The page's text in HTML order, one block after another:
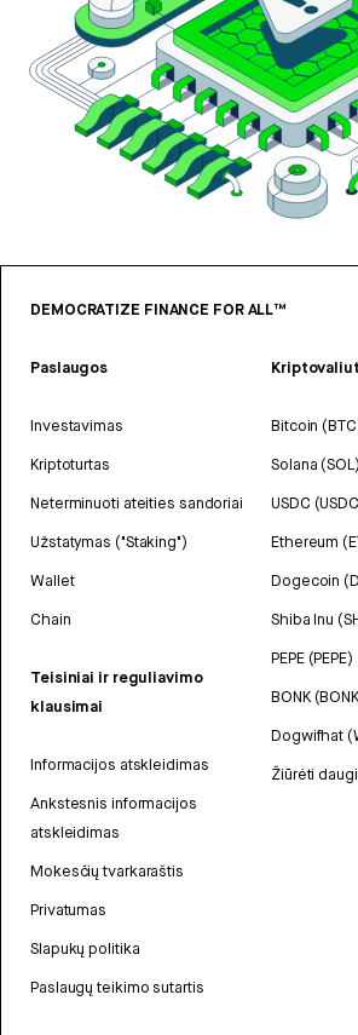
DEMOCRATIZE FINANCE FOR ALL™
Paslaugos
Investavimas
Kriptoturtas
Neterminuoti ateities sandoriai
Užstatymas ("Staking")
Wallet
Chain
Teisiniai ir reguliavimo
klausimai
Informacijos atskleidimas
Ankstesnis informacijos
atskleidimas
Mokesčių tvarkaraštis
Privatumas
Slapukų politika
Paslaugų teikimo sutartis
Bitcoin
Solana (SOL)
USDC
Ethereum
Dogecoin
Shiba Inu
PEPE (PEPE)
BONK
Dogwifhat
Žiūrėti